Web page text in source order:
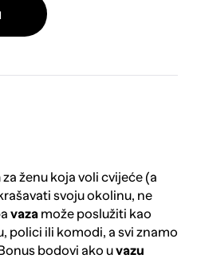
za ženu koja voli cvijeće (a
svoju okolinu, ne
vazamože poslužiti kao
polici ili komodi, a svi znamo
bodovi ako uvazu